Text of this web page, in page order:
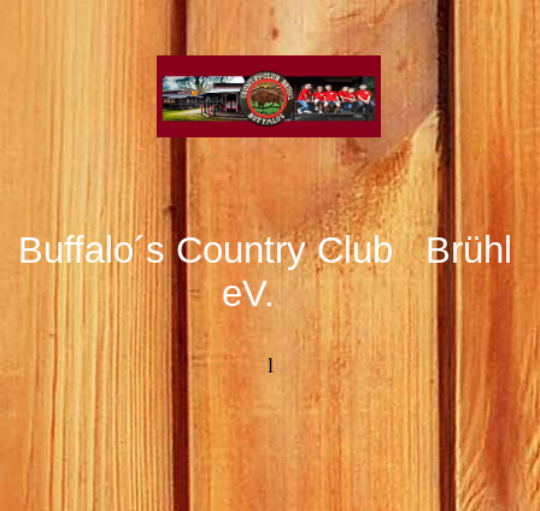
Buffalo´s Country Club Brühl
eV.
l